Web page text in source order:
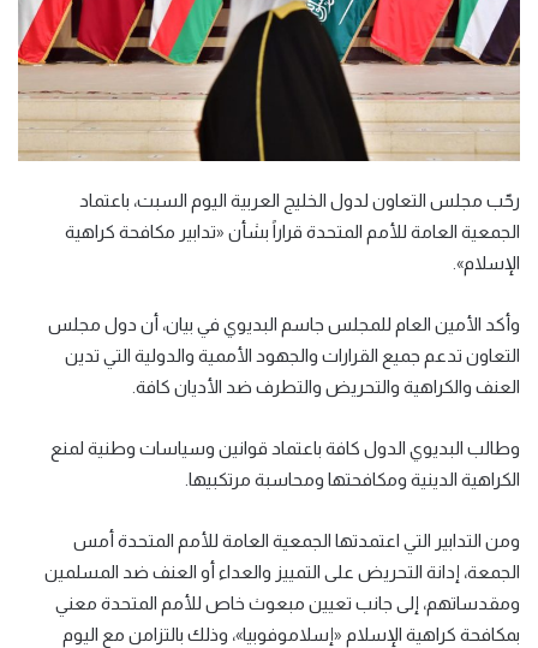
رحّب مجلس التعاون لدول الخليج العربية اليوم السبت، باعتماد
الجمعية العامة للأمم المتحدة قراراً بشأن «تدابير مكافحة كراهية
الإسلام».
وأكد الأمين العام للمجلس جاسم البديوي في بيان، أن دول مجلس
التعاون تدعم جميع القرارات والجهود الأممية والدولية التي تدين
العنف والكراهية والتحريض والتطرف ضد الأديان كافة.
وطالب البديوي الدول كافة باعتماد قوانين وسياسات وطنية لمنع
الكراهية الدينية ومكافحتها ومحاسبة مرتكبيها.
ومن التدابير التي اعتمدتها الجمعية العامة للأمم المتحدة أمس
الجمعة، إدانة التحريض على التمييز والعداء أو العنف ضد المسلمين
ومقدساتهم، إلى جانب تعيين مبعوث خاص للأمم المتحدة معني
بمكافحة كراهية الإسلام «إسلاموفوبيا»، وذلك بالتزامن مع اليوم